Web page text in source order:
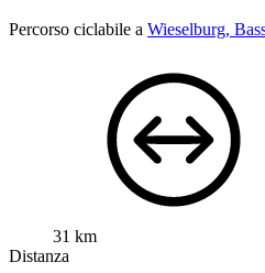
Percorso ciclabile a Wieselburg,
31 km
Distanza